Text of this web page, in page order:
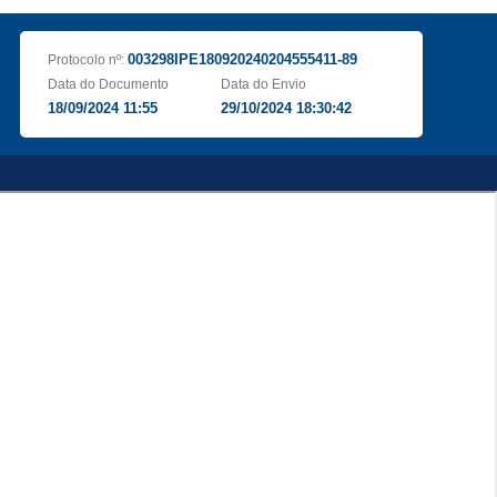
Protocolo nº: 003298IPE180920240204555411-89
Data do Documento
18/09/2024 11:55
Data do Envio
29/10/2024 18:30:42